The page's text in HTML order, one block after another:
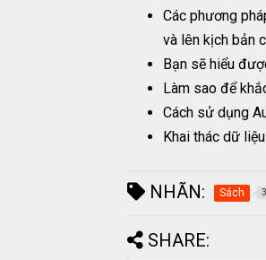
Các phương
và lên kịch bản
Bạn sẽ hiểu
Làm sao để
Cách sử dụng
Khai thác dữ
NHÃN: Sách
SHARE: